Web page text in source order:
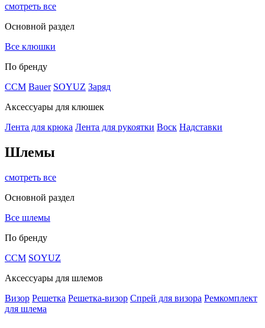
смотреть все
Основной раздел
Все клюшки
По бренду
CCM Bauer SOYUZ Заряд
Аксессуары для клюшек
Лента для крюка Лента для рукоятки Воск Надставки
Шлемы
смотреть все
Основной раздел
Все шлемы
По бренду
CCM SOYUZ
Аксессуары для шлемов
Визор Решетка Решетка-визор Спрей для визора Ремкомплект
для шлема